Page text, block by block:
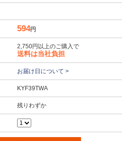
594円
2,750円以上のご購入で
送料は当社負担
お届け日について >
KYF39TWA
残りわずか